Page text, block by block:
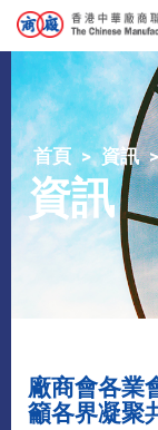
首頁 資訊
資訊
廠商會各業
籲各界凝聚